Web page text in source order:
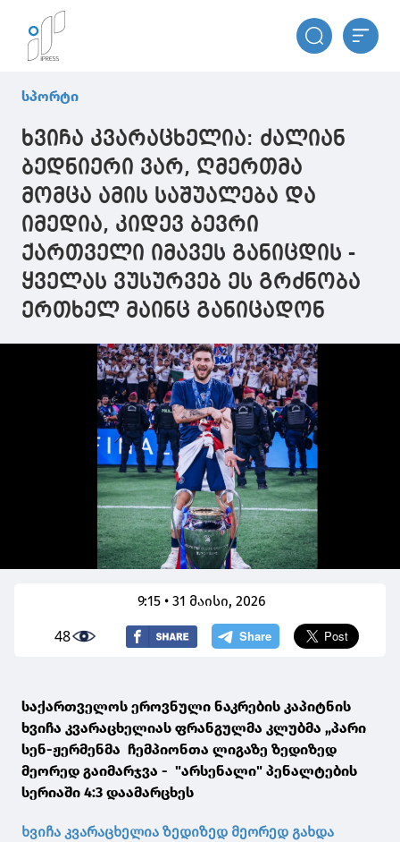
სპორტი
ხვიჩა კვარაცხელია: ძალიან
ბედნიერი ვარ, ღმერთმა
მომცა ამის საშუალება და
იმედია, კიდევ ბევრი
ქართველი იმავეს განიცდის -
ყველას ვუსურვებ ეს გრძნობა
ერთხელ მაინც განიცადონ
9:15 • 31 მაისი, 2026
48
საქართველოს ეროვნული ნაკრების კაპიტნის
ხვიჩა კვარაცხელიას ფრანგულმა კლუბმა „პარი
სენ-ჟერმენმა ჩემპიონთა ლიგაზე ზედიზედ
მეორედ გაიმარჯვა - "არსენალი" პენალტების
სერიაში 4:3 დაამარცხეს
ხვიჩა კვარაცხელია ზედიზედ მეორედ გახდა